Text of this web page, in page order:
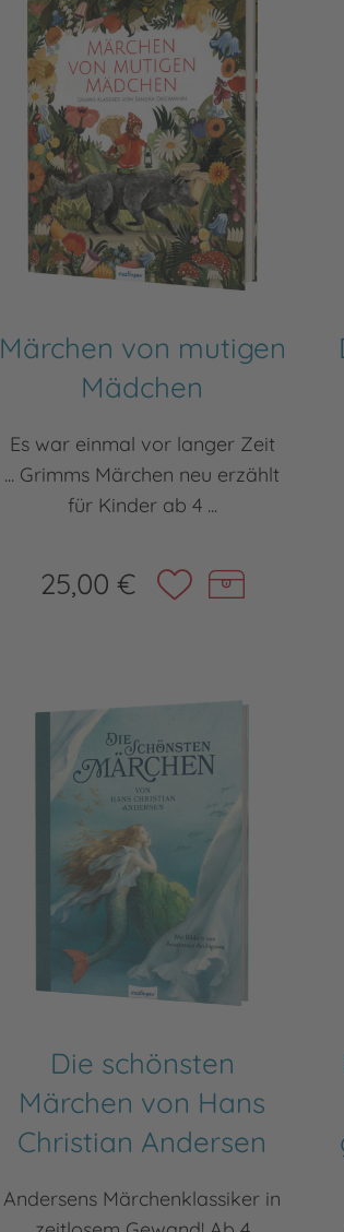
Märchen von mutigen
Mädchen
Es war einmal vor langer Zeit
... Grimms Märchen neu erzählt
für Kinder ab 4 ...
25,00 €
Die schönsten
Märchen von Hans
Christian Andersen
Andersens Märchenklassiker in